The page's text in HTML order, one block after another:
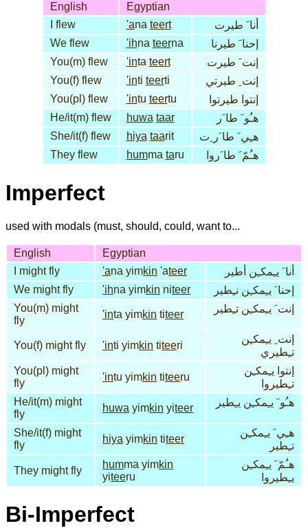
English
Egyptian
I flew
'ana teert
أنا َ طيرت
We flew
'ihna teerna
إحنا َ طيرنا
You(m) flew
'inta teert
إنت َ طيرت
You(f) flew
'inti teerti
إنت ِ طيرتي
You(pl) flew
'intu teertu
إنتوا طيرتوا
He/it(m) flew
huwa taar
هـُو َ طا َر
She/it(f) flew
hiya taarit
هـِي َ طا َر ِت
They flew
humma taru هـُمّ َ طا َروا
Imperfect
used with modals (must, should, could, want to...
English
Egyptian
I might fly
'ana yimkin 'ateer
أنا َ يـِمكـِن أطير
We might fly
'ihna yimkin niteer
إحنا َ يـِمكـِن نـِطير
You(m) might
fly
'inta yimkin titeer إنت َ يـِمكـِن تـِطير
You(f) might fly 'inti yimkin titeeri
إنت ِ يـِمكـِن
تـِطيري
You(pl) might
fly
'intu yimkin titeeru
إنتوا يـِمكـِن
تـِطيروا
He/it(m) might
fly
huwa yimkin yiteer هـُو َ يـِمكـِن يـِطير
She/it(f) might
fly
hiya yimkin titeer
هـِي َ يـِمكـِن
تـِطير
They might fly
humma yimkin
yiteeru
هـُمّ َ يـِمكـِن
يـِطيروا
Bi-Imperfect